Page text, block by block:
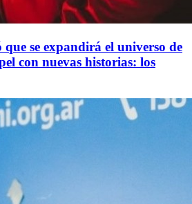
se expandirá el universo de
con nuevas historias: los